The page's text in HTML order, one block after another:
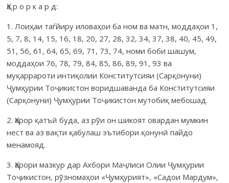
Қа р о р к а р д:
1. Лоиҳаи таѓйиру иловаҳои ба ном ва матн, моддаҳои 1,
5, 7, 8, 14, 15, 16, 18, 20, 27, 28, 32, 34, 37, 38, 40, 45, 49,
51, 56, 61, 64, 65, 69, 71, 73, 74, номи боби шашум,
моддаҳои 76, 78, 79, 84, 85, 86, 89, 91, 93 ва
муқаррароти интиқолии Конститутсияи (Сарқонуни)
Ҷумҳурии Тоҷи­кистон воридша­ванда ба Консти­тут­сияи
(Сарқонуни) Ҷумҳурии Тоҷи­кистон мутобиқ мебошад.
2. Қарор қатъӣ буда, аз рўи он шикоят овардан мумкин
нест ва аз вақти қабулаш эътибори қонунӣ пайдо
менамояд.
3. Қарори мазкур дар Ахбори Маҷлиси Олии Ҷумҳурии
Тоҷи­кистон, рўзномаҳои «Ҷумҳурият», «Садои Мардум»,